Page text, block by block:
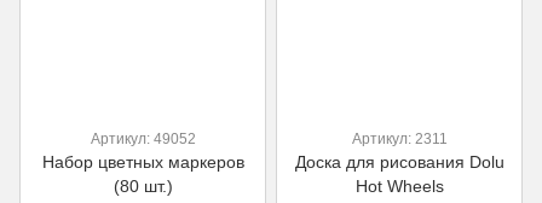
Артикул: 49052
Набор цветных маркеров
(80 шт.)
Артикул: 2311
Доска для рисования Dolu
Hot Wheels